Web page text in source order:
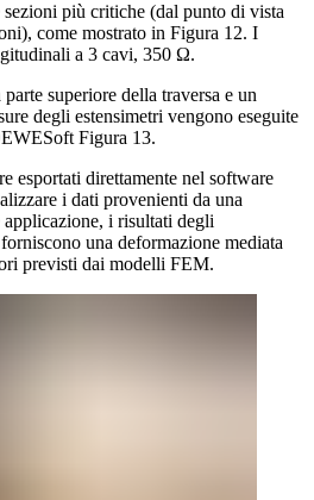
più critiche (dal punto di vista
come mostrato in Figura 12. I
a 3 cavi, 350 Ω.
superiore della traversa e un
degli estensimetri vengono eseguite
Figura 13.
esportati direttamente nel software
i dati provenienti da una
i risultati degli
una deformazione mediata
previsti dai modelli FEM.